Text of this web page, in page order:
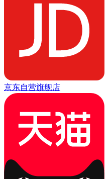
京东自营旗舰店